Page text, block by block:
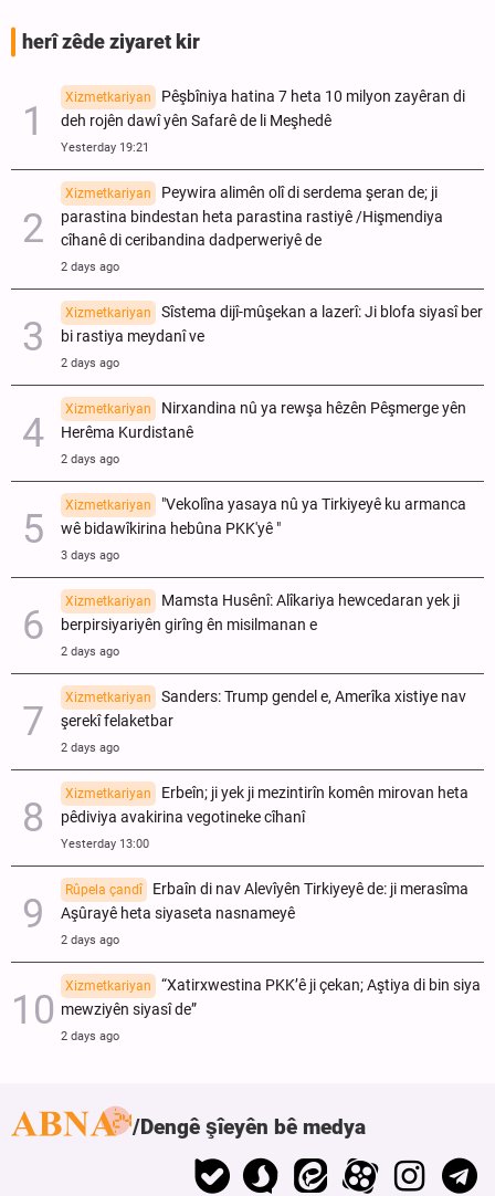
herî zêde ziyaret kir
Xizmetkariyan
Pêşbîniya hatina 7 heta 10 milyon zayêran di
deh rojên dawî yên Safarê de li Meşhedê
Yesterday 19:21
Xizmetkariyan
Peywira alimên olî di serdema şeran de; ji
parastina bindestan heta parastina rastiyê /Hişmendiya
cîhanê di ceribandina dadperweriyê de
2 days ago
Xizmetkariyan
Sîstema dijî-mûşekan a lazerî: Ji blofa siyasî ber
bi rastiya meydanî ve
2 days ago
Xizmetkariyan
Nirxandina nû ya rewşa hêzên Pêşmerge yên
Herêma Kurdistanê
2 days ago
Xizmetkariyan
"Vekolîna yasaya nû ya Tirkiyeyê ku armanca
wê bidawîkirina hebûna PKK'yê "
3 days ago
Xizmetkariyan
Mamsta Husênî: Alîkariya hewcedaran yek ji
berpirsiyariyên girîng ên misilmanan e
2 days ago
Xizmetkariyan
Sanders: Trump gendel e, Amerîka xistiye nav
şerekî felaketbar
2 days ago
Xizmetkariyan
Erbeîn; ji yek ji mezintirîn komên mirovan heta
pêdiviya avakirina vegotineke cîhanî
Yesterday 13:00
Rûpela çandî
Erbaîn di nav Alevîyên Tirkiyeyê de: ji merasîma
Aşûrayê heta siyaseta nasnameyê
2 days ago
Xizmetkariyan
“Xatirxwestina PKK’ê ji çekan; Aştiya di bin siya
mewziyên siyasî de”
2 days ago
Dengê şîeyên bê medya